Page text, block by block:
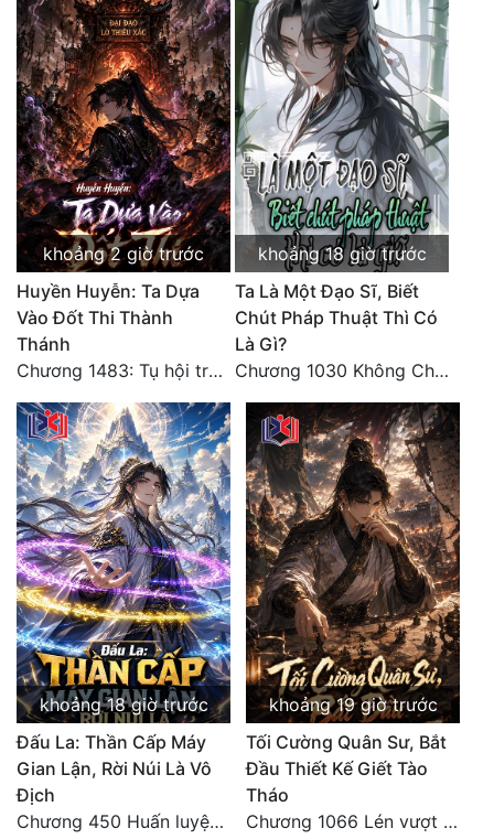
khoảng 2 giờ trước
Huyền Huyễn: Ta Dựa
Vào Đốt Thi Thành
Thánh
Chương 1483: Tụ hội trước đại chiến
khoảng 18 giờ trước
Ta Là Một Đạo Sĩ, Biết
Chút Pháp Thuật Thì Có
Là Gì?
Chương 1030 Không Chi Hoàng Nguyên Đại Hư
khoảng 18 giờ trước
Đấu La: Thần Cấp Máy
Gian Lận, Rời Núi Là Vô
Địch
Chương 450 Huấn luyện thực chiến, Long Linh Cơ đối chiến bốn người Cổ Nguyệt và Vũ Lân!
khoảng 19 giờ trước
Tối Cường Quân Sư, Bắt
Đầu Thiết Kế Giết Tào
Tháo
Chương 1066 Lén vượt Nam Bì, đánh thẳng Nghiệp Thành (2/2)